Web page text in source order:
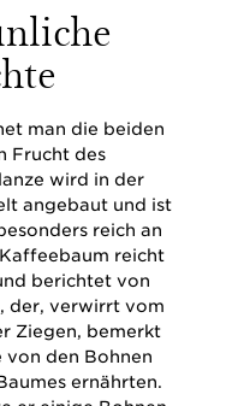
man die beiden
Frucht des
wird in der
angebaut und ist
reich an
reicht
berichtet von
der, verwirrt vom
Ziegen, bemerkt
von den Bohnen
ernährten.